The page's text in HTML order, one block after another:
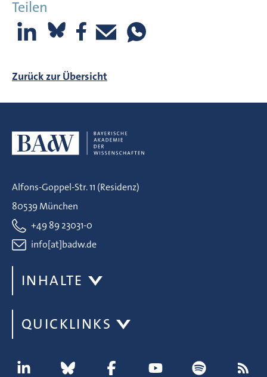
Teilen
Zurück zur Übersicht
Alfons-Goppel-Str. 11 (Residenz)
80539 München
+49 89 23031-0
info[at]badw.de
INHALTE
QUICKLINKS